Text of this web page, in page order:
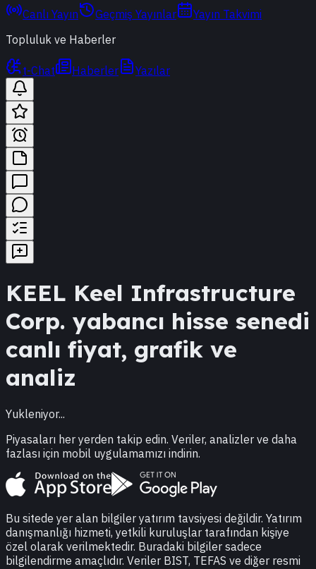
Canlı Yayın Geçmiş Yayınlar
Yayın Takvimi
Topluluk ve Haberler
t-Chat Haberler Yazılar
KEEL Keel Infrastructure
Corp. yabancı hisse senedi
canlı fiyat, grafik ve
analiz
Yukleniyor...
Piyasaları her yerden takip edin. Veriler, analizler ve daha
fazlası için mobil uygulamamızı indirin.
Bu sitede yer alan bilgiler yatırım tavsiyesi değildir. Yatırım
danışmanlığı hizmeti, yetkili kuruluşlar tarafından kişiye
özel olarak verilmektedir. Buradaki bilgiler sadece
bilgilendirme amaçlıdır. Veriler BIST, TEFAS ve diğer resmi